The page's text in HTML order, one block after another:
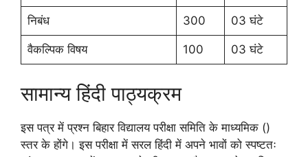
निबंध 300 03 घंटे
वैकल्पिक विषय 100 03 घंटे
सामान्य हिंदी पाठ्यक्रम
इस पत्र में प्रश्न बिहार विद्यालय परीक्षा समिति के माध्यमिक ()
स्तर के होंगे। इस परीक्षा में सरल हिंदी में अपने भावों को स्पष्टतः